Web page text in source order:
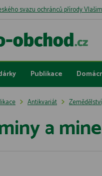
svazu ochránců přírody Vlašim
Publikace
Antikvariát
a